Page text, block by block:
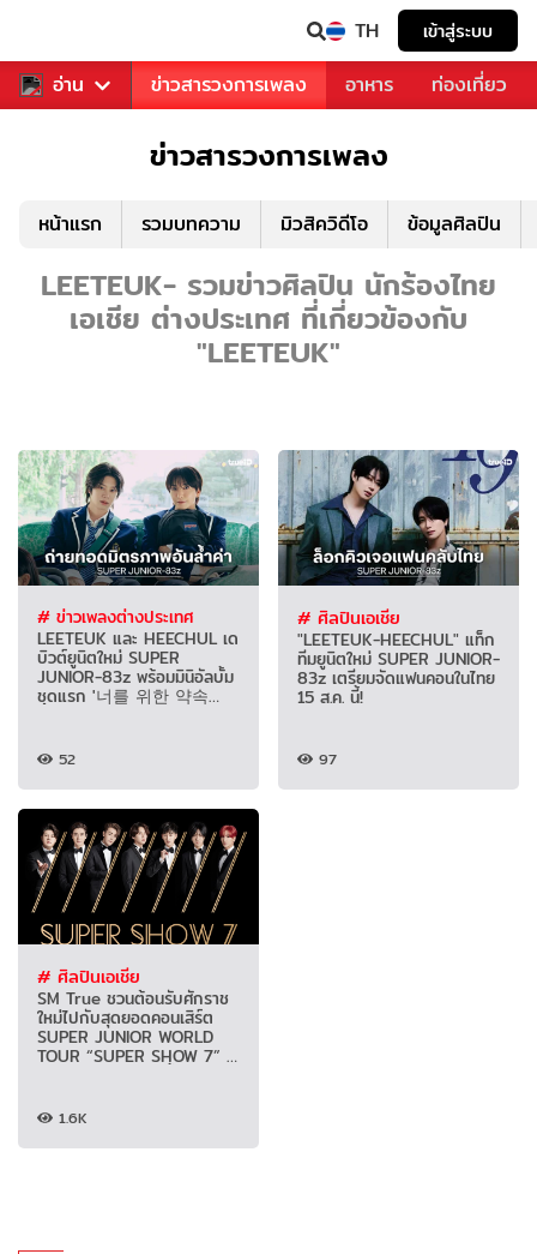
TH เข้าสู่ระบบ
อ่าน
ข่าวบันเทิง ข่าวสารวงการเพลง อาหาร ท่องเที่ยว
ข่าวสารวงการเพลง
หน้าแรก รวมบทความ มิวสิควิดีโอ ข้อมูลศิลปิน
LEETEUK- รวมข่าวศิลปิน นักร้องไทย
เอเชีย ต่างประเทศ ที่เกี่ยวข้องกับ
"LEETEUK"
# ข่าวเพลงต่างประเทศ
LEETEUK และ HEECHUL เด
บิวต์ยูนิตใหม่ SUPER
JUNIOR-83z พร้อมมินิอัลบั้ม
ชุดแรก '너를 위한 약속
52
# ศิลปินเอเชีย
"LEETEUK-HEECHUL" แท็ก
ทีมยูนิตใหม่ SUPER JUNIOR-
83z เตรียมจัดแฟนคอนในไทย
15 ส.ค. นี้!
97
# ศิลปินเอเชีย
SM True ชวนต้อนรับศักราช
ใหม่ไปกับสุดยอดคอนเสิร์ต
SUPER JUNIOR WORLD
TOUR “SUPER SHOW 7” in
1.6K